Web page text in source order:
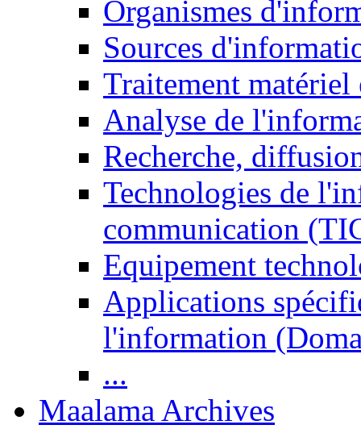
Organismes
Sources
Traitement matériel
Analyse de
Recherche,
Technologies de
communication
Equipement
Applications
l'information
...
Maalama Archives